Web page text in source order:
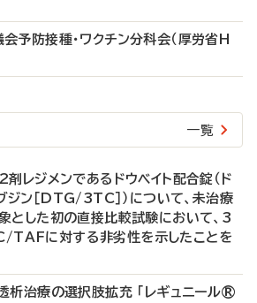
予防接種・ワクチン分科会（厚労省H
一覧
剤レジメンであるドウベイト配合錠（ド
ジン［DTG/3TC］）について、未治療
とした初の直接比較試験において、3
TAFに対する非劣性を示したことを
治療の選択肢拡充 「レギュニール®